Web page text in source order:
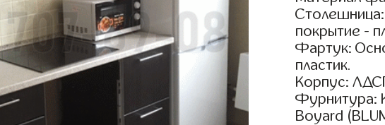
покрытие -
Фартук:
пластик.
Корпус:
Фурнитура:
Boyard